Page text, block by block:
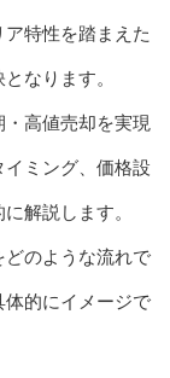
特性を踏まえた
なります。
高値売却を実現
ミング、価格設
解説します。
のような流れで
的にイメージで